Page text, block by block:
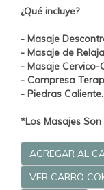
¿Qué incluye?
- Masaje
- Masaje de
- Masaje Cervico-
- Compresa
- Piedras Caliente.
*Los Masajes
AGREGAR AL
VER CARRO